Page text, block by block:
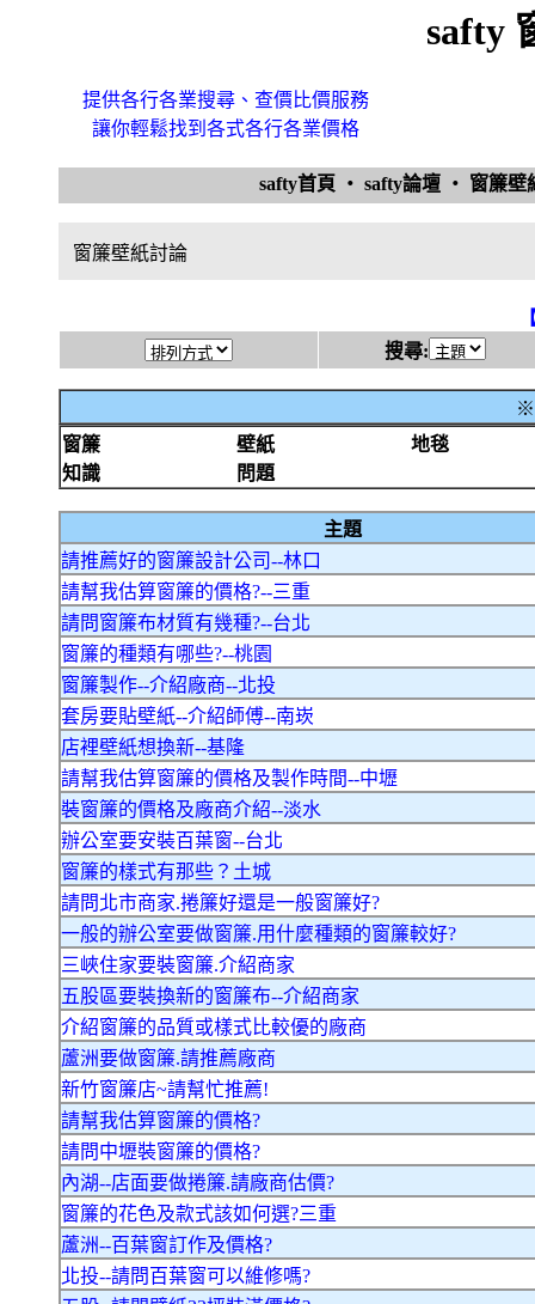
safty
提供各行各業搜尋、查價比價服務
讓你輕鬆找到各式各行各業價格
safty首頁 ‧ safty論壇 ‧ 窗簾
窗簾壁紙討論
搜尋:
※
窗簾
壁紙
地毯
知識
問題
主題
請推薦好的窗簾設計公司--林口
請幫我估算窗簾的價格?--三重
請問窗簾布材質有幾種?--台北
窗簾的種類有哪些?--桃園
窗簾製作--介紹廠商--北投
套房要貼壁紙--介紹師傅--南崁
店裡壁紙想換新--基隆
請幫我估算窗簾的價格及製作時間--中壢
裝窗簾的價格及廠商介紹--淡水
辦公室要安裝百葉窗--台北
窗簾的樣式有那些？土城
請問北市商家.捲簾好還是一般窗簾好?
一般的辦公室要做窗簾.用什麼種類的窗簾較好?
三峽住家要裝窗簾.介紹商家
五股區要裝換新的窗簾布--介紹商家
介紹窗簾的品質或樣式比較優的廠商
蘆洲要做窗簾.請推薦廠商
新竹窗簾店~請幫忙推薦!
請幫我估算窗簾的價格?
請問中壢裝窗簾的價格?
內湖--店面要做捲簾.請廠商估價?
窗簾的花色及款式該如何選?三重
蘆洲--百葉窗訂作及價格?
北投--請問百葉窗可以維修嗎?